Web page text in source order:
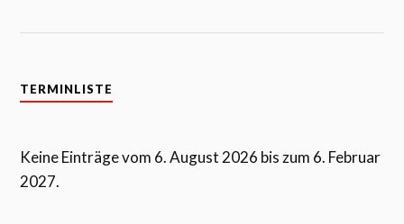
TERMINLISTE
Keine Einträge vom 6. August 2026 bis zum 6. Februar
2027.